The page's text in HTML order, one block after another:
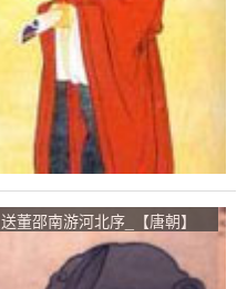
送董邵南游河北序_【唐朝】